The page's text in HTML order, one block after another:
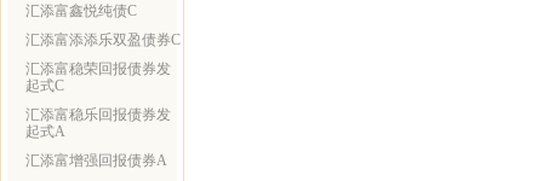
汇添富鑫悦纯债C
汇添富添添乐双盈债券C
汇添富稳荣回报债券发
起式C
汇添富稳乐回报债券发
起式A
汇添富增强回报债券A